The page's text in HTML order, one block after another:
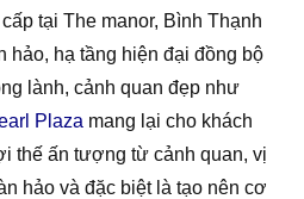
tại The manor, Bình Thạnh
hảo, hạ tầng hiện đại đồng bộ
lành, cảnh quan đẹp như
Plaza mang lại cho khách
thế ấn tượng từ cảnh quan, vị
hảo và đặc biệt là tạo nên cơ